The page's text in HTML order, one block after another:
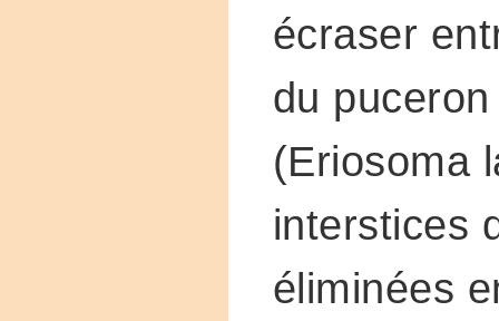
écraser
du
(Eriosoma
interstices
éliminées